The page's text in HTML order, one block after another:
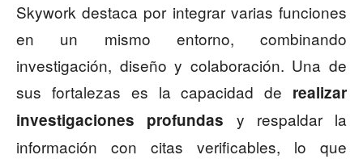
Skywork destaca por integrar varias funciones
en un mismo entorno, combinando
investigación, diseño y colaboración. Una de
sus fortalezas es la capacidad de realizar
investigaciones profundas y respaldar la
información con citas verificables, lo que